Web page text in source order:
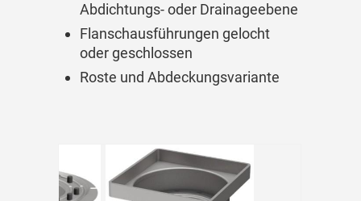
Abdichtungs- oder Drainageebene
Flanschausführungen gelocht
oder geschlossen
Roste und Abdeckungsvariante